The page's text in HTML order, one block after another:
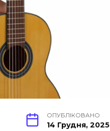
ОПУБЛІКОВАНО
14 Грудня, 2025